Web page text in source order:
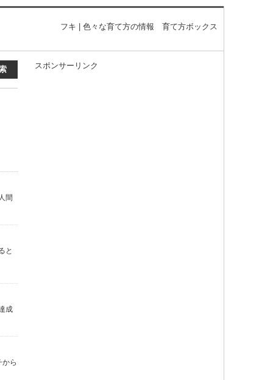
フキ | 色々な育て方の情報 育て方ボックス
間
と
成
ら
スポンサーリンク